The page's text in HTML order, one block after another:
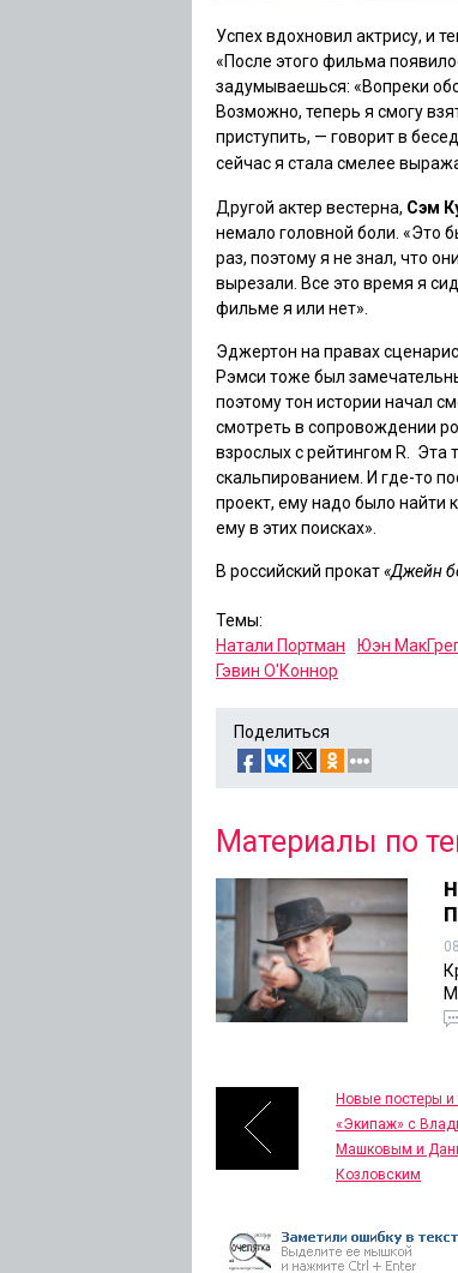
Успех вдохновил актрису, и
«После этого фильма
задумываешься: «Вопреки
Возможно, теперь я смогу
приступить, — говорит в
сейчас я стала смелее
Другой актер вестерна, Сэм
немало головной боли. «Это
раз, поэтому я не знал, что
вырезали. Все это время я
фильме я или нет».
Эджертон на правах
Рэмси тоже был
поэтому тон истории начал
смотреть в сопровождении
взрослых с рейтингом R. Эта
скальпированием. И где-то
проект, ему надо было найти
ему в этих поисках».
В российский прокат«Джейн
Темы:
Натали Портман
Юэн
Гэвин О'Коннор
Поделиться
Материалы по
Новые постеры и
«Экипаж» с
Машковым и
Козловским